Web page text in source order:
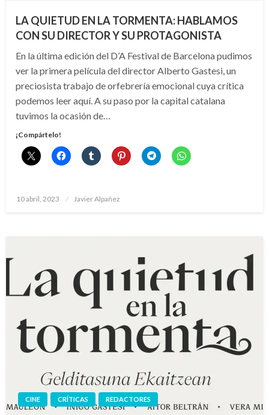
LA QUIETUD EN LA TORMENTA: HABLAMOS
CON SU DIRECTOR Y SU PROTAGONISTA
En la última edición del D’A Festival de Barcelona pudimos
ver la primera película del director Alberto Gastesi, un
preciosista trabajo de orfebrería emocional cuya crítica
podemos leer aquí. A su paso por la capital catalana
tuvimos la ocasión de…
¡Compártelo!
Publicado
10 abril, 2023 Javier Alpañez
CINE CRÍTICAS REDACTORES